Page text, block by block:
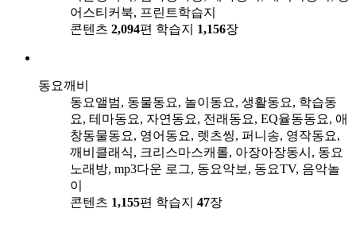
어스티커북, 프린트학습지
콘텐츠 2,094편 학습지 1,156장
동요깨비
동요앨범, 동물동요, 놀이동요, 생활동요, 학습동
요, 테마동요, 자연동요, 전래동요, EQ율동동요, 애
창동물동요, 영어동요, 렛츠씽, 퍼니송, 영작동요,
깨비클래식, 크리스마스캐롤, 아장아장동시, 동요
노래방, mp3다운 로그, 동요악보, 동요TV, 음악놀
이
콘텐츠 1,155편 학습지 47장